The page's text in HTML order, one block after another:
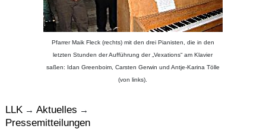
Pfarrer Maik Fleck (rechts) mit den drei Pianisten, die in den
letzten Stunden der Aufführung der „Vexations“ am Klavier
saßen: Idan Greenboim, Carsten Gerwin und Antje-Karina Tölle
(von links).
LLK→ Aktuelles →
Pressemitteilungen